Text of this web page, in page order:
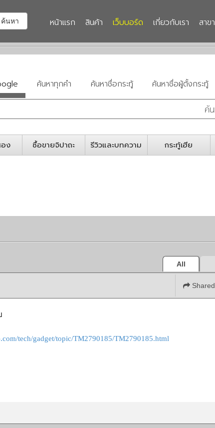
Dropdown
ค้นหา หน้าแรก สินค้า เว็บบอร์ด เกี่ยวกับเรา สาขา
ค้นหาทุกคำ ค้นหาชื่อกระทู้ ค้นหาชื่อผู้ตั้งกระทู้
ง ซื้อขายจิปาถะ รีวิวและบทความ กระทู้เฮีย
All
Shared
tech/gadget/topic/TM2790185/TM2790185.html